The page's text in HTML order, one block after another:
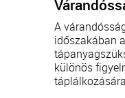
A
időszakában
különös